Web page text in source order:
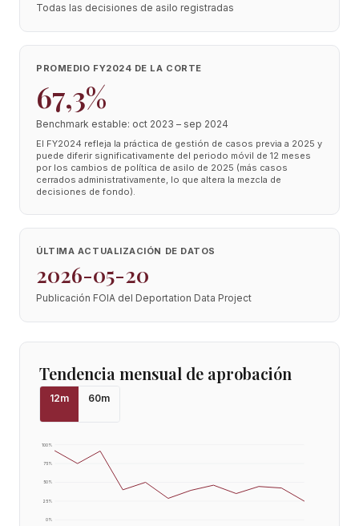
Todas las decisiones de asilo registradas
PROMEDIO FY2024 DE LA CORTE
67,3%
Benchmark estable: oct 2023 – sep 2024
El FY2024 refleja la práctica de gestión de casos previa a 2025 y
puede diferir significativamente del periodo móvil de 12 meses
por los cambios de política de asilo de 2025 (más casos
cerrados administrativamente, lo que altera la mezcla de
decisiones de fondo).
ÚLTIMA ACTUALIZACIÓN DE DATOS
2026-05-20
Publicación FOIA del Deportation Data Project
Tendencia mensual de aprobación
12m 60m
0%
25%
50%
75%
100%